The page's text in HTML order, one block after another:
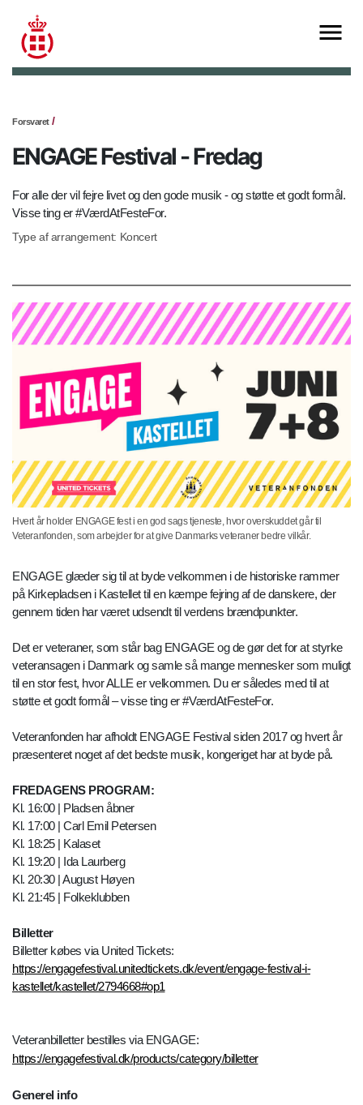
Forsvaret
ENGAGE Festival - Fredag
For alle der vil fejre livet og den gode musik - og støtte et godt formål.
Visse ting er #VærdAtFesteFor.
Type af arrangement: Koncert
Hvert år holder ENGAGE fest i en god sags tjeneste, hvor overskuddet går til
Veteranfonden, som arbejder for at give Danmarks veteraner bedre vilkår.
ENGAGE glæder sig til at byde velkommen i de historiske rammer
på Kirkepladsen i Kastellet til en kæmpe fejring af de danskere, der
gennem tiden har været udsendt til verdens brændpunkter.
Det er veteraner, som står bag ENGAGE og de gør det for at styrke
veteransagen i Danmark og samle så mange mennesker som muligt
til en stor fest, hvor ALLE er velkommen. Du er således med til at
støtte et godt formål – visse ting er #VærdAtFesteFor.
Veteranfonden har afholdt ENGAGE Festival siden 2017 og hvert år
præsenteret noget af det bedste musik, kongeriget har at byde på.
FREDAGENS PROGRAM:
Kl. 16:00 | Pladsen åbner
Kl. 17:00 | Carl Emil Petersen
Kl. 18:25 | Kalaset
Kl. 19:20 | Ida Laurberg
Kl. 20:30 | August Høyen
Kl. 21:45 | Folkeklubben
Billetter
Billetter købes via United Tickets:
https://engagefestival.unitedtickets.dk/event/engage-festival-i-
kastellet/kastellet/2794668#op1
Veteranbilletter bestilles via ENGAGE:
https://engagefestival.dk/products/category/billetter
Generel info